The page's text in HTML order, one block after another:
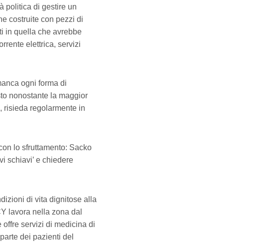
politica di gestire un
costruite con pezzi di
in quella che avrebbe
elettrica, servizi
ogni forma di
nonostante la maggior
risieda regolarmente in
lo sfruttamento: Sacko
schiavi’ e chiedere
di vita dignitose alla
lavora nella zona dal
servizi di medicina di
dei pazienti del